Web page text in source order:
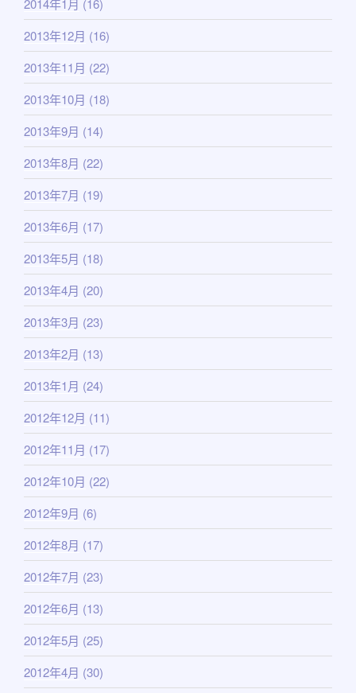
2013年12月 (16)
2013年11月 (22)
2013年10月 (18)
2013年9月 (14)
2013年8月 (22)
2013年7月 (19)
2013年6月 (17)
2013年5月 (18)
2013年4月 (20)
2013年3月 (23)
2013年2月 (13)
2013年1月 (24)
2012年12月 (11)
2012年11月 (17)
2012年10月 (22)
2012年9月 (6)
2012年8月 (17)
2012年7月 (23)
2012年6月 (13)
2012年5月 (25)
2012年4月 (30)